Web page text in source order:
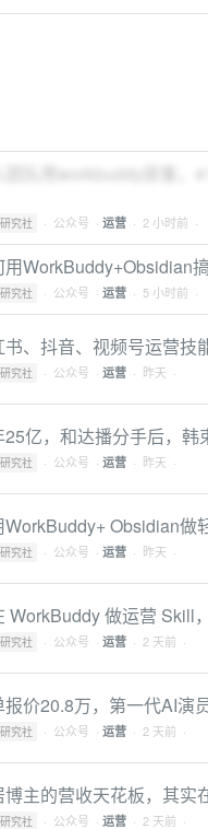
团队用workbuddy获客，
究社 · 公众号 · 运营 · 2 小时前 ·
用WorkBuddy+Obsidian
究社 · 公众号 · 运营 · 5 小时前 ·
、抖音、视频号运营技
究社 · 公众号 · 运营 · 昨天 ·
25亿，和达播分手后，韩
究社 · 公众号 · 运营 · 昨天 ·
WorkBuddy+ Obsidian做
究社 · 公众号 · 运营 · 昨天 ·
WorkBuddy 做运营 Skill
究社 · 公众号 · 运营 · 2 天前 ·
报价20.8万，第一代AI演
究社 · 公众号 · 运营 · 2 天前 ·
博主的营收天花板，其实
究社 · 公众号 · 运营 · 2 天前 ·